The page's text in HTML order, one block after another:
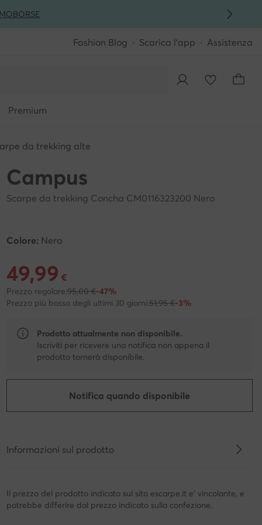
BORSE
Fashion Blog Scarica l'app Assistenza
Premium
da trekking alte
Campus
Scarpe da trekking Concha CM0116323200 Nero
Colore: Nero
Prezzo attuale 49,99 €
49,99 €
Prezzo regolare:95,00 €-47%
Prezzo più basso degli ultimi 30 giorni:51,95 €-3%
Prodotto attualmente non disponibile.
Iscriviti per ricevere una notifica non appena il
prodotto tornerà disponibile.
Notifica quando disponibile
Informazioni sul prodotto
Il prezzo del prodotto indicato sul sito escarpe.it e' vincolante, e
potrebbe differire dal prezzo indicato sulla confezione.